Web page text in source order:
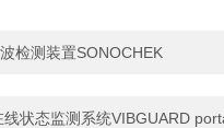
检测装置SONOCHEK
线状态监测系统VIBGUARD